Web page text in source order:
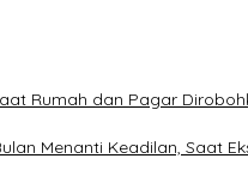
Rumah dan Pagar
Menanti Keadilan, Saat